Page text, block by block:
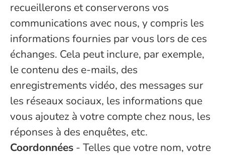
recueillerons et conserverons vos
communications avec nous, y compris les
informations fournies par vous lors de ces
échanges. Cela peut inclure, par exemple,
le contenu des e-mails, des
enregistrements vidéo, des messages sur
les réseaux sociaux, les informations que
vous ajoutez à votre compte chez nous, les
réponses à des enquêtes, etc.
Coordonnées - Telles que votre nom, votre